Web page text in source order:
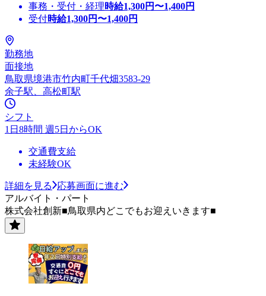
事務・受付・経理時給1,300円〜1,400円
受付時給1,300円〜1,400円
勤務地
面接地
鳥取県境港市竹内町千代畑3583-29
余子駅、高松町駅
シフト
1日8時間 週5日からOK
交通費支給
未経験OK
詳細を見る
応募画面に進む
アルバイト・パート
株式会社創新■鳥取県内どこでもお迎えいきます■